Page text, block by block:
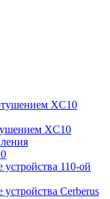
XC10
XC10
110-ой
Cerberus